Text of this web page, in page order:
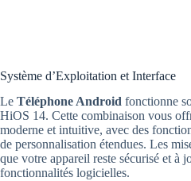
Système d’Exploitation et Interface
Le Téléphone Android fonctionne
HiOS 14. Cette combinaison vous
moderne et intuitive, avec des
de personnalisation étendues. Les
que votre appareil reste sécurisé et à
fonctionnalités logicielles.